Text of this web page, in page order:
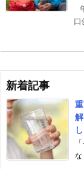
口
新着記事
な